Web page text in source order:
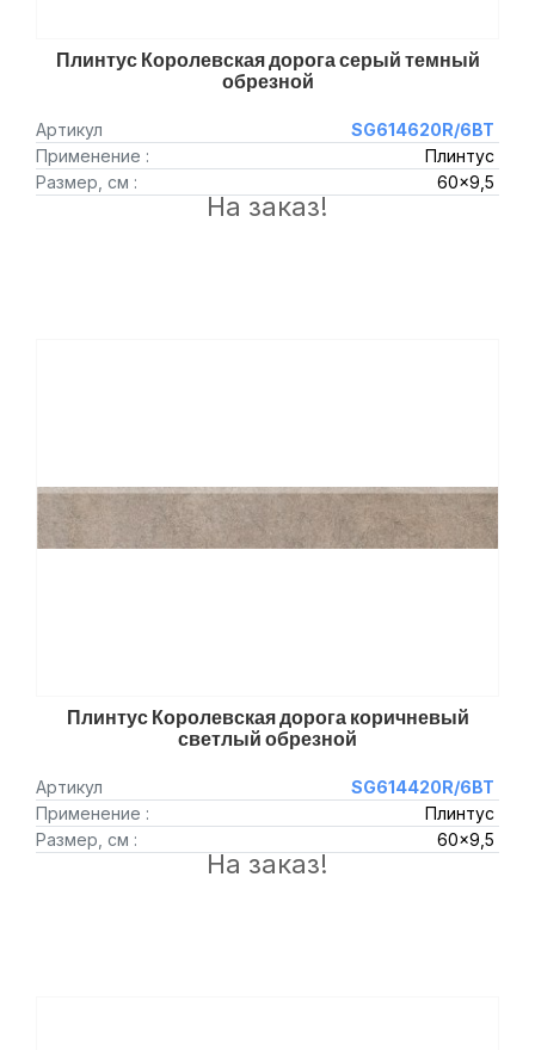
Плинтус Королевская дорога серый темный
обрезной
Артикул
SG614620R/6BT
Применение :
Плинтус
Размер, см :
60x9,5
На заказ!
Плинтус Королевская дорога коричневый
светлый обрезной
Артикул
SG614420R/6BT
Применение :
Плинтус
Размер, см :
60x9,5
На заказ!